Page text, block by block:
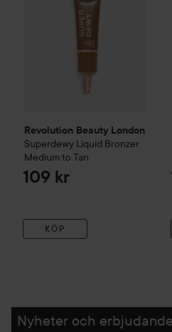
Revolution Beauty London
Superdewy Liquid Bronzer
Medium to Tan
109 kr
KÖP
Nyheter och